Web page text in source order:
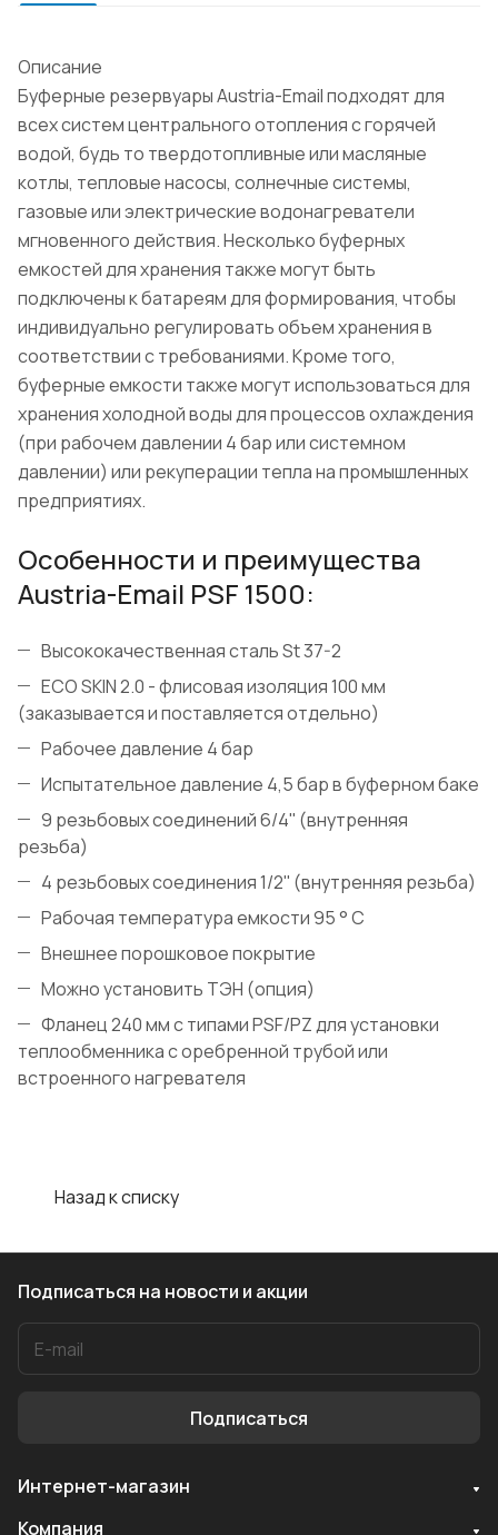
Описание
Буферные резервуары Austria-Email подходят для
всех систем центрального отопления с горячей
водой, будь то твердотопливные или масляные
котлы, тепловые насосы, солнечные системы,
газовые или электрические водонагреватели
мгновенного действия. Несколько буферных
емкостей для хранения также могут быть
подключены к батареям для формирования, чтобы
индивидуально регулировать объем хранения в
соответствии с требованиями. Кроме того,
буферные емкости также могут использоваться для
хранения холодной воды для процессов охлаждения
(при рабочем давлении 4 бар или системном
давлении) или рекуперации тепла на промышленных
предприятиях.
Особенности и преимущества
Austria-Email PSF 1500:
Высококачественная сталь St 37-2
ECO SKIN 2.0 - флисовая изоляция 100 мм
(заказывается и поставляется отдельно)
Рабочее давление 4 бар
Испытательное давление 4,5 бар в буферном баке
9 резьбовых соединений 6/4'' (внутренняя
резьба)
4 резьбовых соединения 1/2'' (внутренняя резьба)
Рабочая температура емкости 95 ° C
Внешнее порошковое покрытие
Можно установить ТЭН (опция)
Фланец 240 мм с типами PSF/PZ для установки
теплообменника с оребренной трубой или
встроенного нагревателя
Назад к списку
Подписаться на новости и акции
Подписаться
Интернет-магазин
Компания